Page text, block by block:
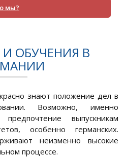
мы?
ОБУЧЕНИЯ В
знают положение дел в
Возможно, именно
выпускникам
особенно германских.
неизменно высокие
процессе.